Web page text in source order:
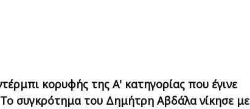
κορυφής της Α' κατηγορίας που έγινε
συγκρότημα του Δημήτρη Αβδάλα νίκησε με